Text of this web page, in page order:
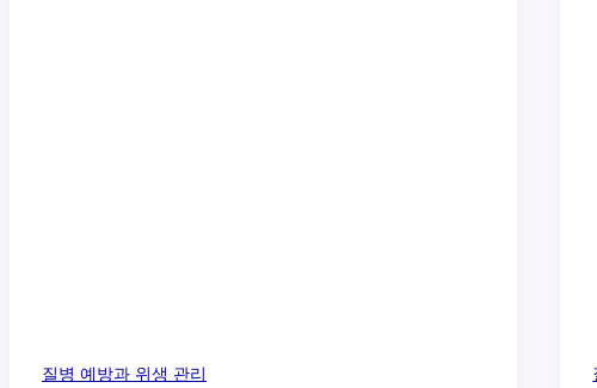
질병 예방과 위생 관리